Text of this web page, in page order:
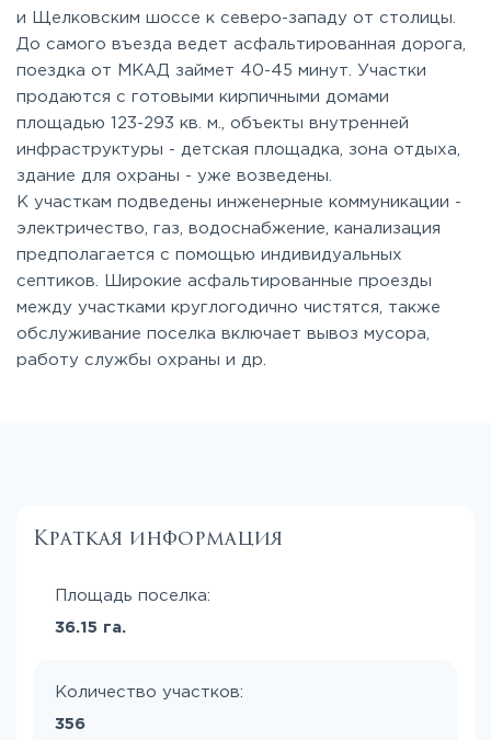
и Щелковским шоссе к северо-западу от столицы.
До самого въезда ведет асфальтированная дорога,
поездка от МКАД займет 40-45 минут. Участки
продаются с готовыми кирпичными домами
площадью 123-293 кв. м., объекты внутренней
инфраструктуры - детская площадка, зона отдыха,
здание для охраны - уже возведены.
К участкам подведены инженерные коммуникации -
электричество, газ, водоснабжение, канализация
предполагается с помощью индивидуальных
септиков. Широкие асфальтированные проезды
между участками круглогодично чистятся, также
обслуживание поселка включает вывоз мусора,
работу службы охраны и др.
Краткая информация
Площадь поселка:
36.15 га.
Количество участков:
356